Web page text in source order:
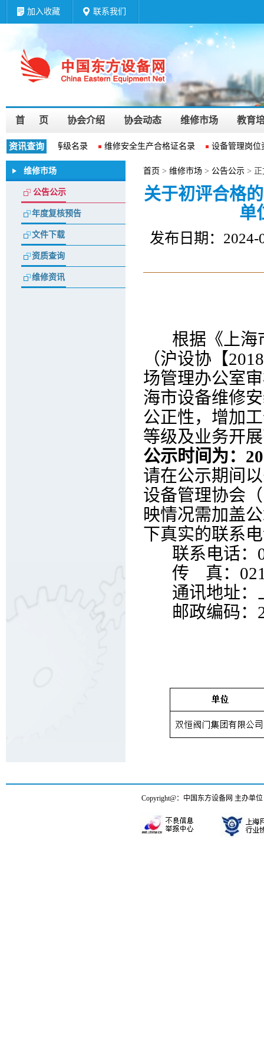
加入收藏 联系我们
首 页 协会介绍 协会动态 维修市场 教育
资讯查询
维修企业资质等级名录 维修安全生产合格证名录 设备管理岗位
维修市场
公告公示
年度复核预告
文件下载
资质查询
维修资讯
首页 > 维修市场 > 公告公示 > 正
关于初评合格
单
发布日期：
根据《上海
（沪设协【
场管理办公室
海市设备维修
公正性，增加
等级及业务开
公示时间为：
请在公示期间
设备管理协会
映情况需加盖
下真实的联系
联系电话：
传 真：021-
通讯地址：
邮政编码：
Copyright@：中国东方设备网 主办单